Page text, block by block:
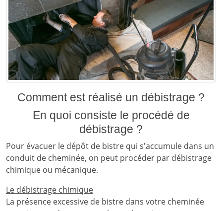
Comment est réalisé un débistrage ?
En quoi consiste le procédé de
débistrage ?
Pour évacuer le dépôt de bistre qui s'accumule dans un
conduit de cheminée, on peut procéder par débistrage
chimique ou mécanique.
Le débistrage chimique
La présence excessive de bistre dans votre cheminée